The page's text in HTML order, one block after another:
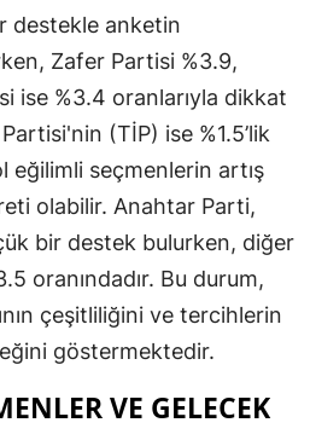
destekle anketin
Zafer Partisi %3.9,
ise %3.4 oranlarıyla dikkat
(TİP) ise %1.5’lik
eğilimli seçmenlerin artış
olabilir. Anahtar Parti,
bir destek bulurken, diğer
oranındadır. Bu durum,
çeşitliliğini ve tercihlerin
göstermektedir.
VE GELECEK